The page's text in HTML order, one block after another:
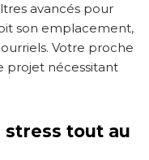
avancés pour
son emplacement,
Votre proche
projet nécessitant
tout au